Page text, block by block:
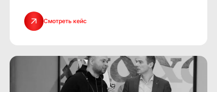
Смотреть кейс